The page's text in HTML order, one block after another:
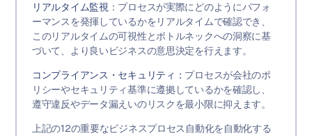
リアルタイム監視：プロセスが実際にどのようにパフォ
ーマンスを発揮しているかをリアルタイムで確認でき、
このリアルタイムの可視性とボトルネックへの洞察に基
づいて、より良いビジネスの意思決定を行えます。
コンプライアンス・セキュリティ： プロセスが会社のポ
リシーやセキュリティ基準に遵拠しているかを確認し、
遵守違反やデータ漏えいのリスクを最小限に抑えます。
上記の12の重要なビジネスプロセス自動化を自動化する